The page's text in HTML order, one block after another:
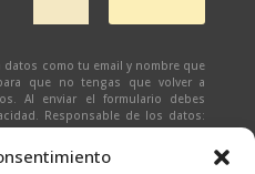
como tu email y nombre que
que no tengas que volver a
Al enviar el formulario debes
Responsable de los datos:
a solicitudes del formulario |
| Destinatario:
email) | Derechos: Tienes